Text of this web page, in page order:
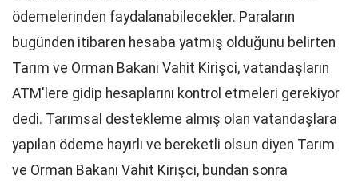
ödemelerinden faydalanabilecekler. Paraların
bugünden itibaren hesaba yatmış olduğunu belirten
Tarım ve Orman Bakanı Vahit Kirişci, vatandaşların
ATM'lere gidip hesaplarını kontrol etmeleri gerekiyor
dedi. Tarımsal destekleme almış olan vatandaşlara
yapılan ödeme hayırlı ve bereketli olsun diyen Tarım
ve Orman Bakanı Vahit Kirişci, bundan sonra